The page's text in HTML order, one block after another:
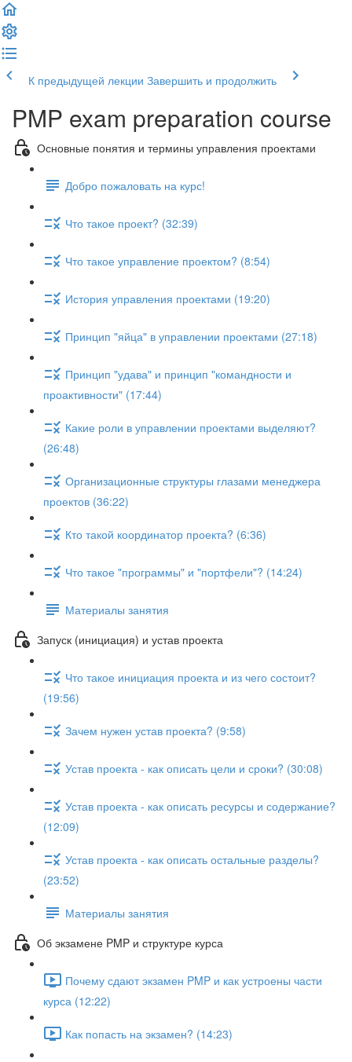
К предыдущей лекции Завершить и продолжить
PMP exam preparation course
Основные понятия и термины управления проектами
Добро пожаловать на курс!
Что такое проект? (32:39)
Что такое управление проектом? (8:54)
История управления проектами (19:20)
Принцип "яйца" в управлении проектами (27:18)
Принцип "удава" и принцип "командности и
проактивности" (17:44)
Какие роли в управлении проектами выделяют?
(26:48)
Организационные структуры глазами менеджера
проектов (36:22)
Кто такой координатор проекта? (6:36)
Что такое "программы" и "портфели"? (14:24)
Материалы занятия
Запуск (инициация) и устав проекта
Что такое инициация проекта и из чего состоит?
(19:56)
Зачем нужен устав проекта? (9:58)
Устав проекта - как описать цели и сроки? (30:08)
Устав проекта - как описать ресурсы и содержание?
(12:09)
Устав проекта - как описать остальные разделы?
(23:52)
Материалы занятия
Об экзамене PMP и структуре курса
Почему сдают экзамен PMP и как устроены части
курса (12:22)
Как попасть на экзамен? (14:23)